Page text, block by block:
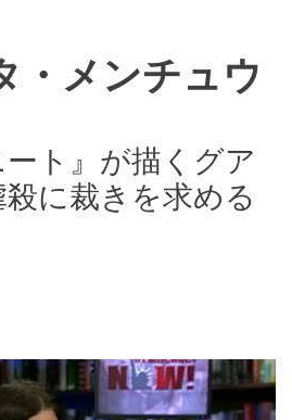
・メンチュウ
ト』が描くグア
に裁きを求める